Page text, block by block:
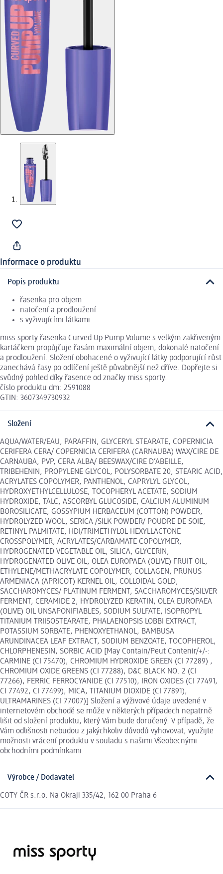
Informace o produktu
Popis produktu
řasenka pro objem
natočení a prodloužení
s vyživujícími látkami
miss sporty řasenka Curved Up Pump Volume s velkým zakřiveným
kartáčkem propůjčuje řasám maximální objem, dokonalé natočení
a prodloužení. Složení obohacené o vyživující látky podporující růst
zanechává řasy po odlíčení ještě půvabnější než dříve. Dopřejte si
svůdný pohled díky řasence od značky miss sporty.
číslo produktu dm: 2591088
GTIN: 3607349730932
Složení
AQUA/WATER/EAU, PARAFFIN, GLYCERYL STEARATE, COPERNICIA
CERIFERA CERA/ COPERNICIA CERIFERA (CARNAUBA) WAX/CIRE DE
CARNAUBA, PVP, CERA ALBA/ BEESWAX/CIRE D‘ABEILLE,
TRIBEHENIN, PROPYLENE GLYCOL, POLYSORBATE 20, STEARIC ACID,
ACRYLATES COPOLYMER, PANTHENOL, CAPRYLYL GLYCOL,
HYDROXYETHYLCELLULOSE, TOCOPHERYL ACETATE, SODIUM
HYDROXIDE, TALC, ASCORBYL GLUCOSIDE, CALCIUM ALUMINUM
BOROSILICATE, GOSSYPIUM HERBACEUM (COTTON) POWDER,
HYDROLYZED WOOL, SERICA /SILK POWDER/ POUDRE DE SOIE,
RETINYL PALMITATE, HDI/TRIMETHYLOL HEXYLLACTONE
CROSSPOLYMER, ACRYLATES/CARBAMATE COPOLYMER,
HYDROGENATED VEGETABLE OIL, SILICA, GLYCERIN,
HYDROGENATED OLIVE OIL, OLEA EUROPAEA (OLIVE) FRUIT OIL,
ETHYLENE/METHACRYLATE COPOLYMER, COLLAGEN, PRUNUS
ARMENIACA (APRICOT) KERNEL OIL, COLLOIDAL GOLD,
SACCHAROMYCES/ PLATINUM FERMENT, SACCHAROMYCES/SILVER
FERMENT, CERAMIDE 2, HYDROLYZED KERATIN, OLEA EUROPAEA
(OLIVE) OIL UNSAPONIFIABLES, SODIUM SULFATE, ISOPROPYL
TITANIUM TRIISOSTEARATE, PHALAENOPSIS LOBBI EXTRACT,
POTASSIUM SORBATE, PHENOXYETHANOL, BAMBUSA
ARUNDINACEA LEAF EXTRACT, SODIUM BENZOATE, TOCOPHEROL,
CHLORPHENESIN, SORBIC ACID [May Contain/Peut Contenir/+/-:
CARMINE (CI 75470), CHROMIUM HYDROXIDE GREEN (CI 77289) ,
CHROMIUM OXIDE GREENS (CI 77288), D&C BLACK NO. 2 (CI
77266), FERRIC FERROCYANIDE (CI 77510), IRON OXIDES (CI 77491,
CI 77492, CI 77499), MICA, TITANIUM DIOXIDE (CI 77891),
ULTRAMARINES (CI 77007)] Složení a výživové údaje uvedené v
internetovém obchodě se může v některých případech nepatrně
lišit od složení produktu, který Vám bude doručený. V případě, že
Vám odlišnosti nebudou z jakýchkoliv důvodů vyhovovat, využijte
možnosti vrácení produktu v souladu s našimi Všeobecnými
obchodními podmínkami.
Výrobce / Dodavatel
COTY ČR s.r.o. Na Okraji 335/42, 162 00 Praha 6